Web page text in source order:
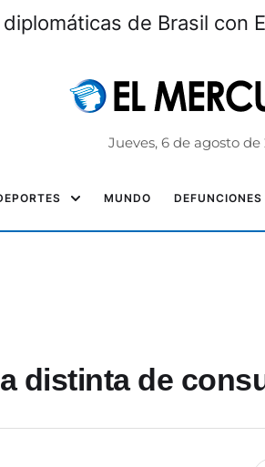
de Brasil con
Jueves, 6 de agosto de
MUNDO DEFUNCIONES
distinta de